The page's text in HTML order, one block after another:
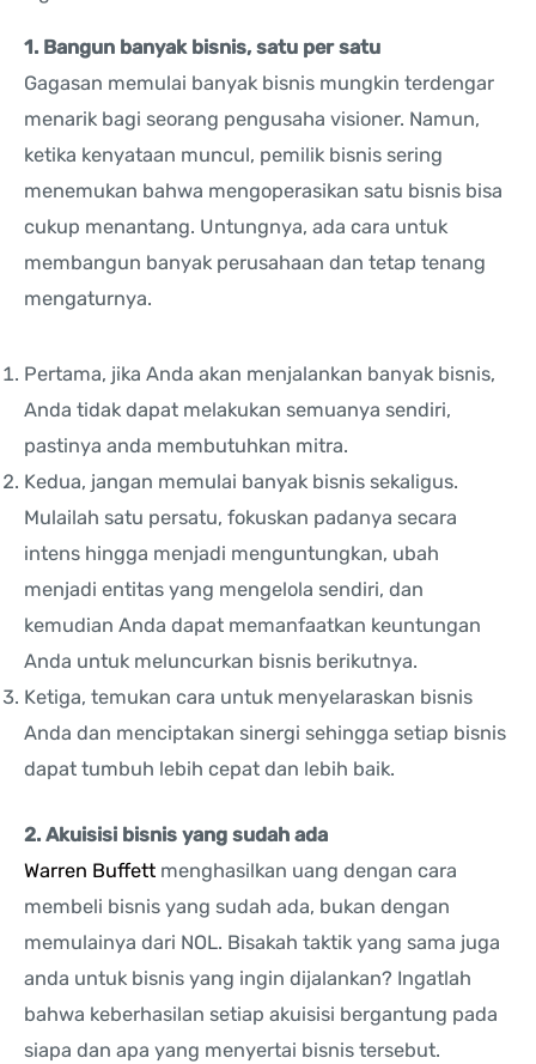
1. Bangun banyak bisnis, satu per satu
Gagasan memulai banyak bisnis mungkin terdengar
menarik bagi seorang pengusaha visioner. Namun,
ketika kenyataan muncul, pemilik bisnis sering
menemukan bahwa mengoperasikan satu bisnis bisa
cukup menantang. Untungnya, ada cara untuk
membangun banyak perusahaan dan tetap tenang
mengaturnya.
Pertama, jika Anda akan menjalankan banyak bisnis,
Anda tidak dapat melakukan semuanya sendiri,
pastinya anda membutuhkan mitra.
Kedua, jangan memulai banyak bisnis sekaligus.
Mulailah satu persatu, fokuskan padanya secara
intens hingga menjadi menguntungkan, ubah
menjadi entitas yang mengelola sendiri, dan
kemudian Anda dapat memanfaatkan keuntungan
Anda untuk meluncurkan bisnis berikutnya.
Ketiga, temukan cara untuk menyelaraskan bisnis
Anda dan menciptakan sinergi sehingga setiap bisnis
dapat tumbuh lebih cepat dan lebih baik.
2. Akuisisi bisnis yang sudah ada
Warren Buffett menghasilkan uang dengan cara
membeli bisnis yang sudah ada, bukan dengan
memulainya dari NOL. Bisakah taktik yang sama juga
anda untuk bisnis yang ingin dijalankan? Ingatlah
bahwa keberhasilan setiap akuisisi bergantung pada
siapa dan apa yang menyertai bisnis tersebut.